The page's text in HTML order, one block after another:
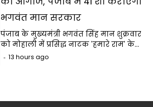
भगवंत मान सरकार
पंजाब के मुख्यमंत्री भगवंत सिंह मान शुक्रवार
को मोहाली में प्रसिद्ध नाटक 'हमारे राम' के…
13 hours ago